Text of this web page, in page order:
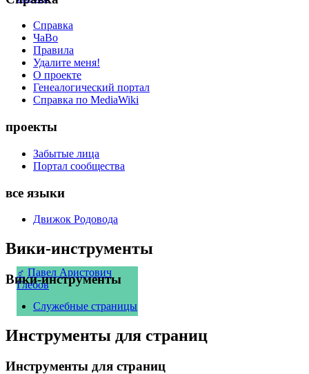
♂ Павел Аристович
Глебов
Справка
ЧаВо
Правила
Удалите меня!
О проекте
Генеалогический портал
Справка по MediaWiki
проекты
Забытые лица
Портал сообщества
все языки
Движок Родовода
Вики-инструменты
Вики-инструменты
Служебные страницы
Инструменты для страниц
Инструменты для страниц